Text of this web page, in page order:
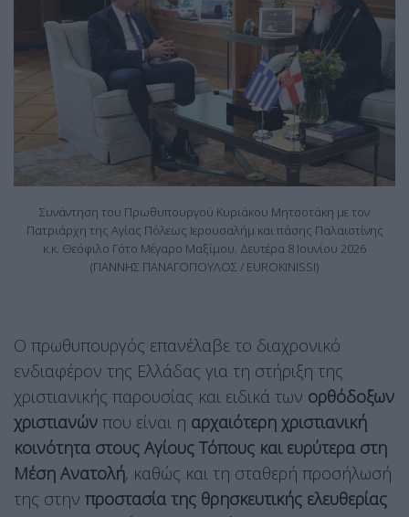
Συνάντηση του Πρωθυπουργού Κυριάκου Μητσοτάκη με τον
Πατριάρχη της Αγίας Πόλεως Ιερουσαλήμ και πάσης Παλαιστίνης
κ.κ. Θεόφιλο Γ΄στο Μέγαρο Μαξίμου. Δευτέρα 8 Ιουνίου 2026
(ΓΙΑΝΝΗΣ ΠΑΝΑΓΟΠΟΥΛΟΣ / EUROKINISSI)
Ο πρωθυπουργός επανέλαβε το διαχρονικό
ενδιαφέρον της Ελλάδας για τη στήριξη της
χριστιανικής παρουσίας και ειδικά των ορθόδοξων
χριστιανών που είναι η αρχαιότερη χριστιανική
κοινότητα στους Αγίους Τόπους και ευρύτερα στη
Μέση Ανατολή, καθώς και τη σταθερή προσήλωσή
της στην προστασία της θρησκευτικής ελευθερίας